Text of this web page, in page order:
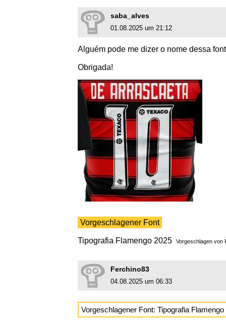
saba_alves
01.08.2025 um 21:12
Alguém pode me dizer o nome dessa
Obrigada!
Vorgeschlagener Font
Tipografia Flamengo 2025 Vorgeschlagen von
Ferchino83
04.08.2025 um 06:33
Vorgeschlagener Font: Tipografia Flamengo